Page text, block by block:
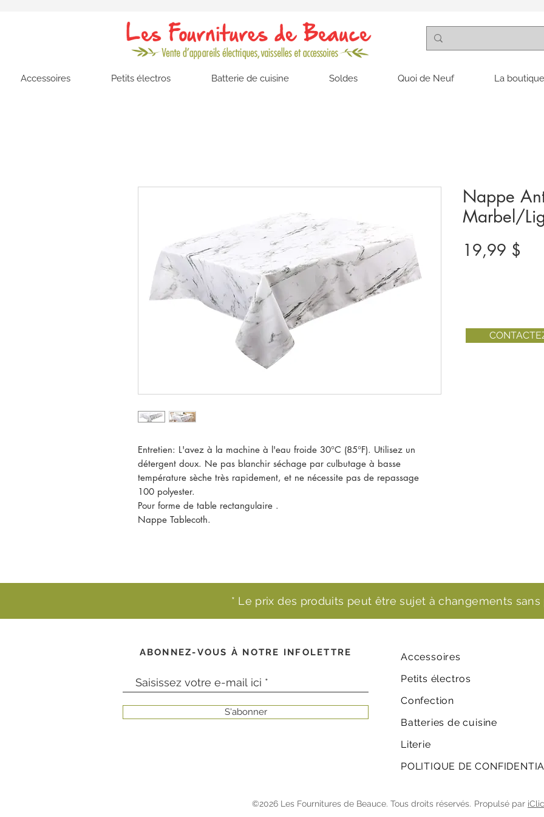
Accessoires Petits électros Batterie de cuisine Soldes Quoi de Neuf La
Entretien: L'avez à la machine à l'eau froide 30°C (85°F). Utilisez un
détergent doux. Ne pas blanchir séchage par culbutage à basse
température sèche très rapidement, et ne nécessite pas de repassage
100 polyester.
Pour forme de table rectangulaire .
Nappe Tablecoth.
Nappe
Marbel/
19,99 $
* Le prix des produits peut être sujet à changements sans
ABONNEZ-VOUS À NOTRE INFOLETTRE
S'abonner
Accessoires
Petits électros
Confection
Batteries de cuisine
Literie
POLITIQUE DE
©2026 Les Fournitures de Beauce. Tous droits réservés. Propulsé par